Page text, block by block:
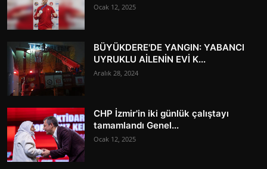
Ocak 12, 2025
BÜYÜKDERE'DE YANGIN: YABANCI
UYRUKLU AİLENİN EVİ K...
Aralık 28, 2024
CHP İzmir'in iki günlük çalıştayı
tamamlandı Genel...
Ocak 12, 2025